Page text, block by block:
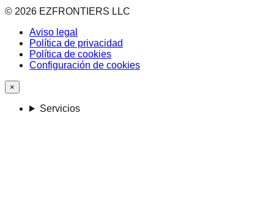
© 2026 EZFRONTIERS LLC
Aviso legal
Política de privacidad
Política de cookies
Configuración de cookies
×
Servicios